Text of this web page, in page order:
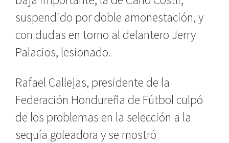
suspendido por doble amonestación, y
con dudas en torno al delantero Jerry
Palacios, lesionado.
Rafael Callejas, presidente de la
Federación Hondureña de Fútbol culpó
de los problemas en la selección a la
sequía goleadora y se mostró